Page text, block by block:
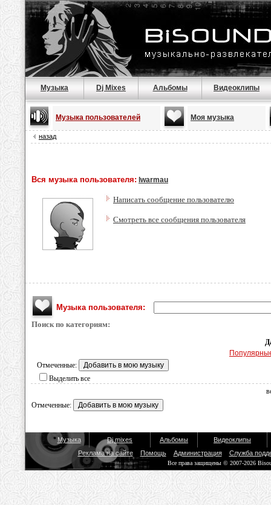
Музыка Dj Mixes Альбомы Видеоклипы
Музыка пользователей Моя музыка
назад
Вся музыка пользователя: lwarmau
Написать сообщение пользователю
Смотреть все сообщения пользователя
Музыка пользователя:
Поиск по категориям:
Отмеченные:
Выделить все
Отмеченные:
Музыка Dj mixes Альбомы
Видеоклипы
Реклама на сайте
Помощь Администрация Служба
Все права защищены © 2007-2026